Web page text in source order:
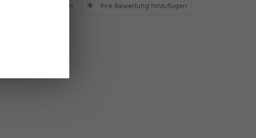
Bewertungen Ihre Bewertung hinzufügen